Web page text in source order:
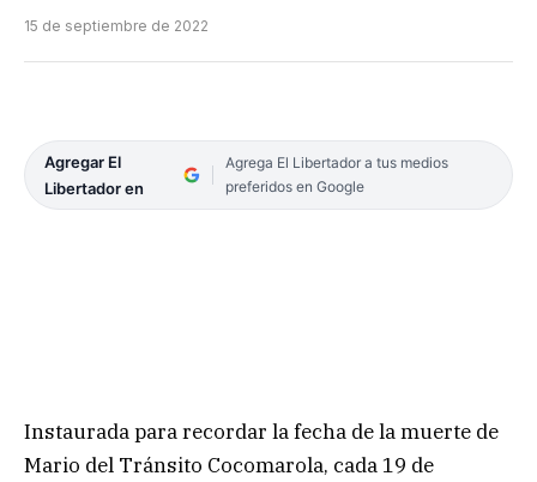
15 de septiembre de 2022
Agregar El
Libertador en
Agrega El Libertador a tus medios
preferidos en Google
Instaurada para recordar la fecha de la muerte de
Mario del Tránsito Cocomarola, cada 19 de